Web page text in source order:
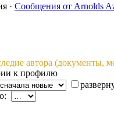
· Сообщения от Arnolds
автора (документы,
к профилю